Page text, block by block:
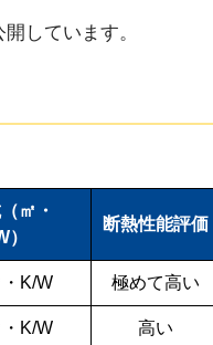
しています。
㎡・
）
断熱性能評価
K/W 極めて高い
K/W 高い